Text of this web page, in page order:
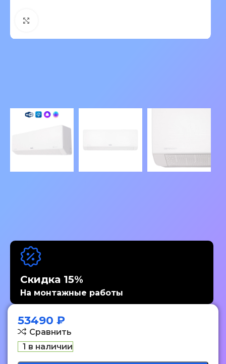
Скидка 15%
На монтажные работы
53490 ₽
Сравнить
1 в наличии